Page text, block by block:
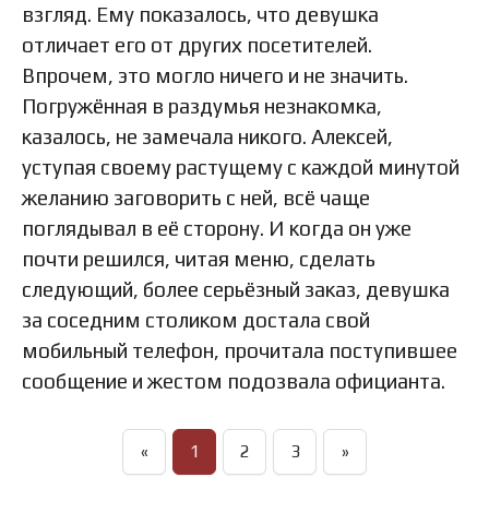
взгляд. Ему показалось, что девушка
отличает его от других посетителей.
Впрочем, это могло ничего и не значить.
Погружённая в раздумья незнакомка,
казалось, не замечала никого. Алексей,
уступая своему растущему с каждой минутой
желанию заговорить с ней, всё чаще
поглядывал в её сторону. И когда он уже
почти решился, читая меню, сделать
следующий, более серьёзный заказ, девушка
за соседним столиком достала свой
мобильный телефон, прочитала поступившее
сообщение и жестом подозвала официанта.
« 1 2 3 »